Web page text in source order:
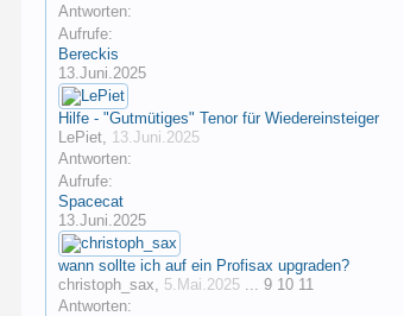
Antworten:
Aufrufe:
Bereckis
13.Juni.2025
Hilfe - "Gutmütiges" Tenor für Wiedereinsteiger
LePiet, 13.Juni.2025
Antworten:
Aufrufe:
Spacecat
13.Juni.2025
wann sollte ich auf ein Profisax upgraden?
christoph_sax, 5.Mai.2025 ... 9 10 11
Antworten: